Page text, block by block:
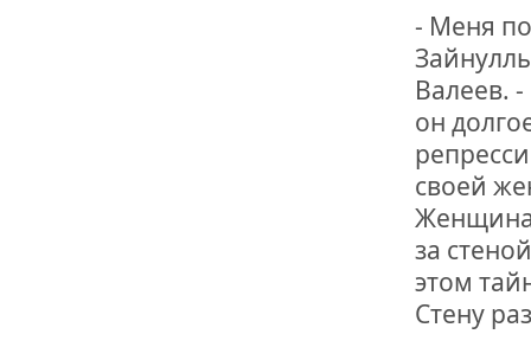
- Меня
Валеев.
он
своей
Женщина
за
этом
Стену